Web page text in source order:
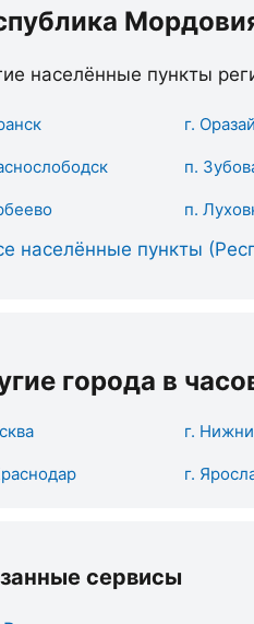
населённые пункты
г.
п.
п.
населённые пункты
города в
г.
г.
сервисы